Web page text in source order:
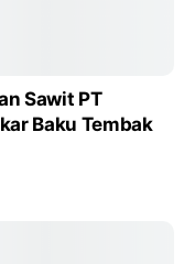
Sawit PT
Baku Tembak